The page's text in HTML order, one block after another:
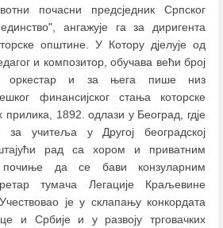
почасни предсједник Српског
ангажује га за диригента
општине. У Котору дјелује од
и композитор, обучава већи број
оркестар и за њега пише низ
финансијског стања которске
1892. одлази у Београд, гдје
учитеља у Другој београдској
рад са хором и приватним
да се бави конзуларним
тумача Легације Краљевине
је у склапању конкордата
и Србије и у развоју трговачких